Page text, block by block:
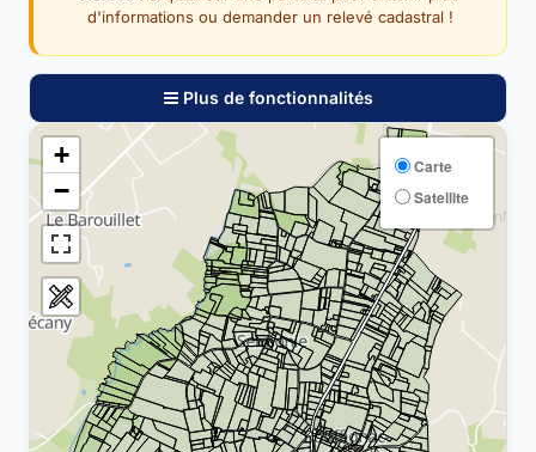
d'informations ou demander un relevé cadastral !
Plus de fonctionnalités
+
−
Carte
Satellite